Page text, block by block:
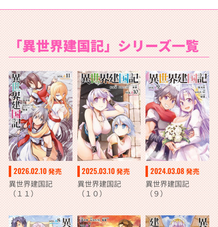
「異世界建国記」シリーズ一覧
2026.02.10発売
異世界建国記
（１１）
2025.03.10発売
異世界建国記
（１０）
2024.03.08 発売
異世界建国記
（９）